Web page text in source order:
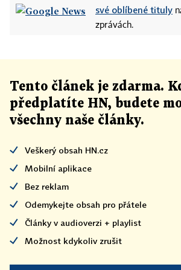
své oblíbené tituly
zprávách.
Tento článek je zdarma.
předplatíte HN, budete
všechny naše články.
Veškerý obsah HN.cz
Mobilní aplikace
Bez reklam
Odemykejte obsah pro přátele
Články v audioverzi + playlist
Možnost kdykoliv zrušit